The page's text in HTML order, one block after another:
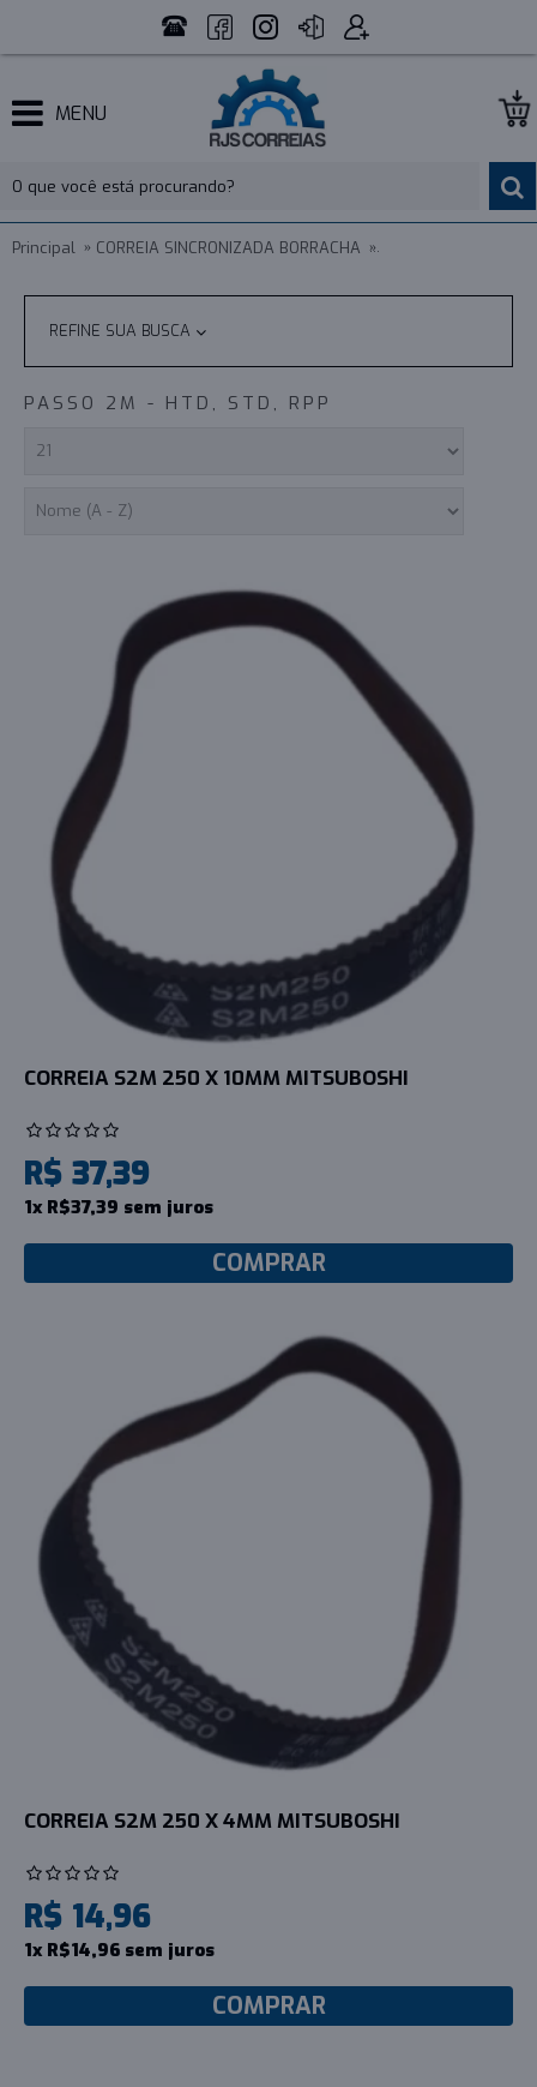
MENU
Principal CORREIA SINCRONIZADA BORRACHA
REFINE SUA BUSCA
PASSO 2M - HTD, STD, RPP
CORREIA S2M 250 X 10MM MITSUBOSHI
R$ 37,39
1x R$37,39 sem juros
COMPRAR
CORREIA S2M 250 X 4MM MITSUBOSHI
R$ 14,96
1x R$14,96 sem juros
COMPRAR